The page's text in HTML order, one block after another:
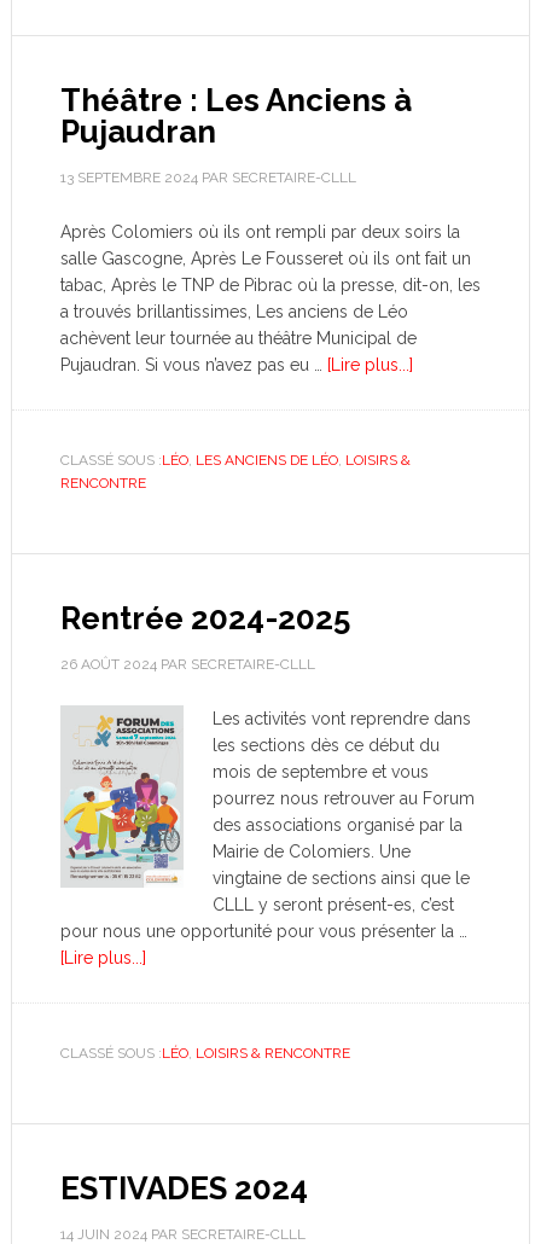
Théâtre : Les Anciens à
Pujaudran
13 SEPTEMBRE 2024PAR SECRETAIRE-CLLL
Après Colomiers où ils ont rempli par deux soirs la
salle Gascogne, Après Le Fousseret où ils ont fait un
tabac, Après le TNP de Pibrac où la presse, dit-on, les
a trouvés brillantissimes, Les anciens de Léo
achèvent leur tournée au théâtre Municipal de
Pujaudran. Si vous n’avez pas eu …
[Lire plus...]
CLASSÉ SOUS :LÉO, LES ANCIENS DE LÉO, LOISIRS &
RENCONTRE
Rentrée 2024-2025
26 AOÛT 2024PAR SECRETAIRE-CLLL
Les activités vont reprendre dans
les sections dès ce début du
mois de septembre et vous
pourrez nous retrouver au Forum
des associations organisé par la
Mairie de Colomiers. Une
vingtaine de sections ainsi que le
CLLL y seront présent-es, c’est
pour nous une opportunité pour vous présenter la …
[Lire plus...]
CLASSÉ SOUS :LÉO, LOISIRS & RENCONTRE
ESTIVADES 2024
14 JUIN 2024PAR SECRETAIRE-CLLL